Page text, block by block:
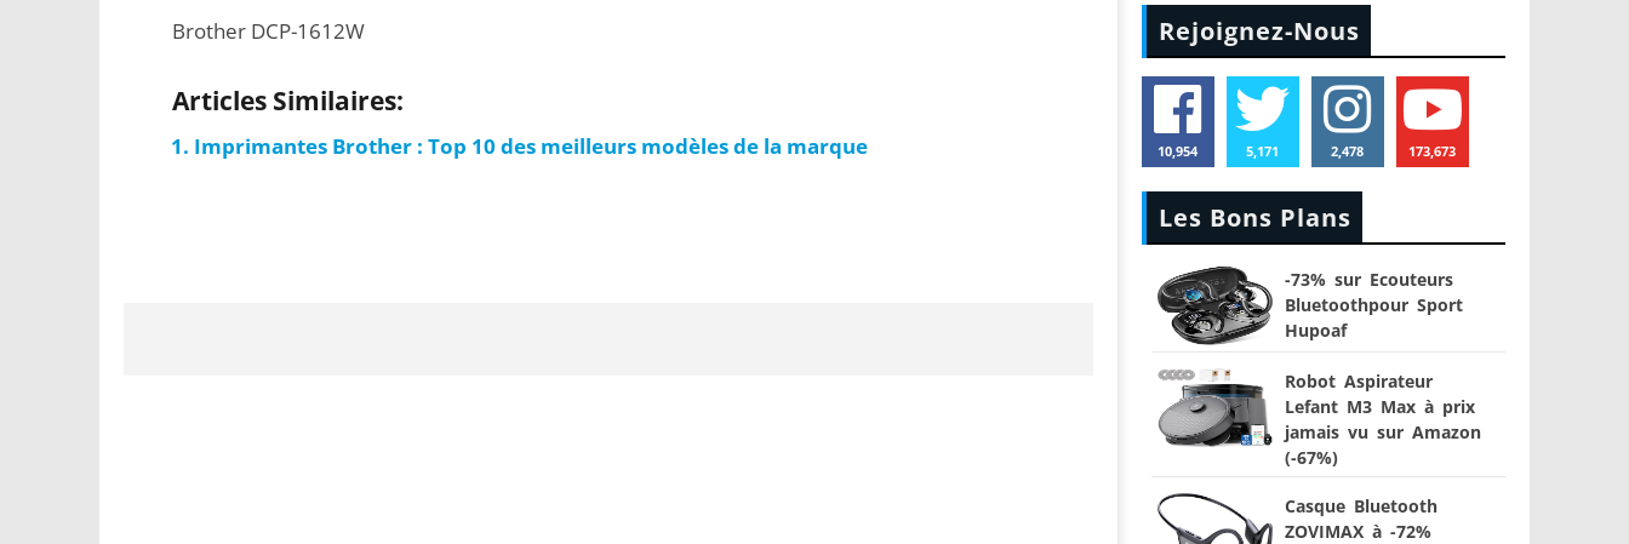
Brother DCP-1612W
Articles Similaires:
Imprimantes Brother : Top 10 des meilleurs modèles de la marque
Rejoignez-Nous
10,954 5,171 2,478 173,673
Les Bons Plans
-73% sur Ecouteurs
Bluetoothpour Sport
Hupoaf
Robot Aspirateur
Lefant M3 Max à prix
jamais vu sur Amazon
(-67%)
Casque Bluetooth
ZOVIMAX à -72%